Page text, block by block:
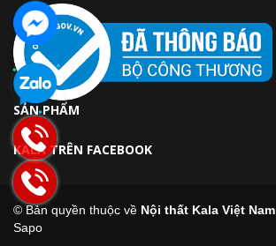
SẢN PHẨM
KALA TRÊN FACEBOOK
© Bản quyền thuộc về Nội thất Kala Việt Nam
Sapo